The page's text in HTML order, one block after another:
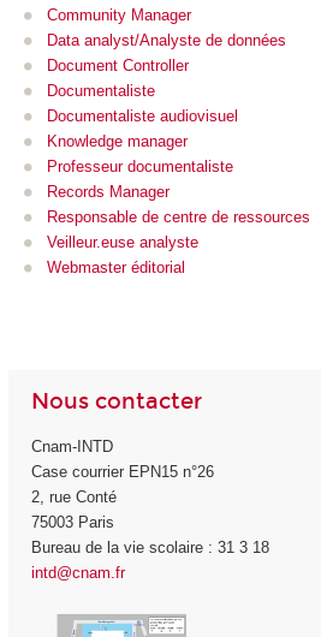
Community Manager
Data analyst/Analyste de données
Document Controller
Documentaliste
Documentaliste audiovisuel
Knowledge manager
Professeur documentaliste
Records Manager
Responsable de centre de ressources
Veilleur.euse analyste
Webmaster éditorial
Nous contacter
Cnam-INTD
Case courrier EPN15 n°26
2, rue Conté
75003 Paris
Bureau de la vie scolaire : 31 3 18
intd@cnam.fr